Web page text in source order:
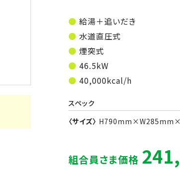
給湯＋追いだき
水道直圧式
煙突式
46.5kW
40,000kcal/h
スペック
〈サイズ〉
組合員さま価格